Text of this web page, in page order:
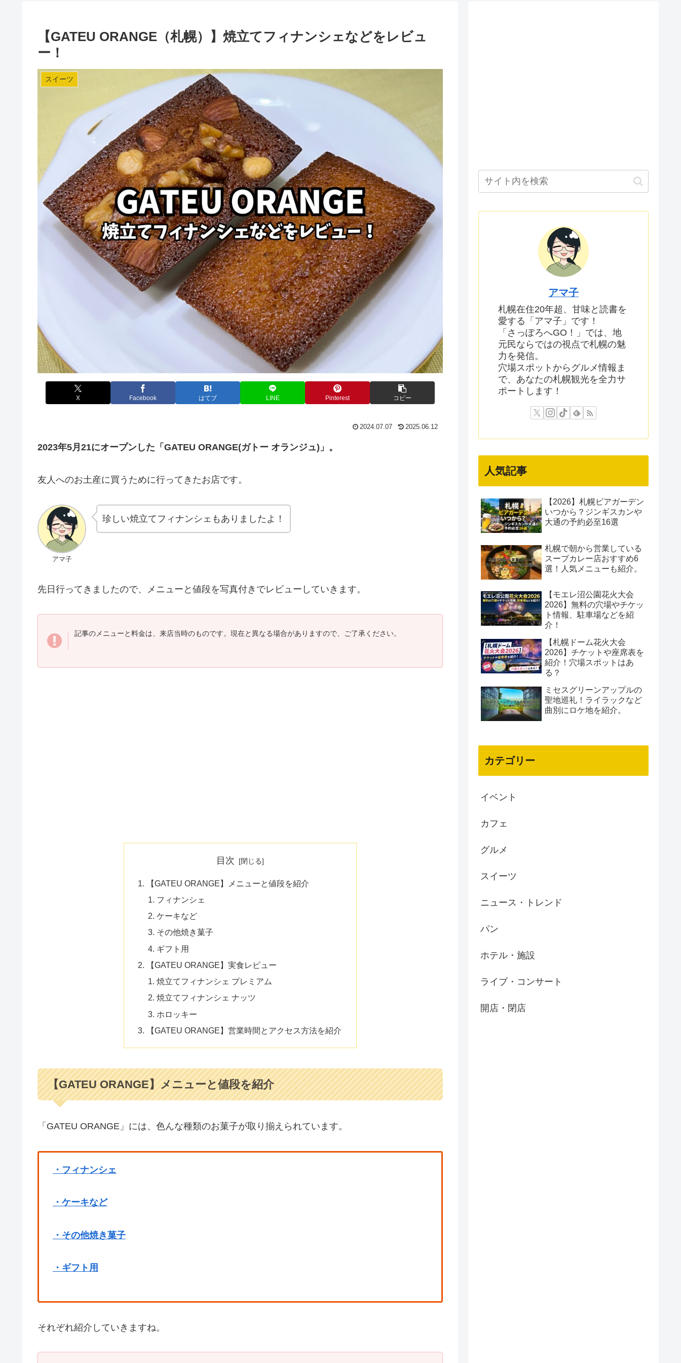
【GATEU ORANGE（札幌）】焼立てフィナンシェなどをレビュ
ー！
スイーツ
X Facebook はてブ LINE Pinterest コピー
2024.07.07 2025.06.12
2023年5月21にオープンした「GATEU ORANGE(ガトー オランジュ)」。
友人へのお土産に買うために行ってきたお店です。
アマ子
珍しい焼立てフィナンシェもありましたよ！
先日行ってきましたので、メニューと値段を写真付きでレビューしていきます。
記事のメニューと料金は、来店当時のものです。現在と異なる場合がありますので、ご了承ください。
目次
【GATEU ORANGE】メニューと値段を紹介
フィナンシェ
ケーキなど
その他焼き菓子
ギフト用
【GATEU ORANGE】実食レビュー
焼立てフィナンシェ プレミアム
焼立てフィナンシェ ナッツ
ホロッキー
【GATEU ORANGE】営業時間とアクセス方法を紹介
【GATEU ORANGE】メニューと値段を紹介
「GATEU ORANGE」には、色んな種類のお菓子が取り揃えられています。
・フィナンシェ
・ケーキなど
・その他焼き菓子
・ギフト用
それぞれ紹介していきますね。
アマ子
札幌在住20年超、甘味と読書を
愛する「アマ子」です！
「さっぽろへGO！」では、地
元民ならではの視点で札幌の魅
力を発信。
穴場スポットからグルメ情報ま
で、あなたの札幌観光を全力サ
ポートします！
人気記事
【2026】札幌ビアガーデン
いつから？ジンギスカンや
大通の予約必至16選
札幌で朝から営業している
スープカレー店おすすめ6
選！人気メニューも紹介。
【モエレ沼公園花火大会
2026】無料の穴場やチケッ
ト情報、駐車場などを紹
介！
【札幌ドーム花火大会
2026】チケットや座席表を
紹介！穴場スポットはあ
る？
ミセスグリーンアップルの
聖地巡礼！ライラックなど
曲別にロケ地を紹介。
カテゴリー
イベント
カフェ
グルメ
スイーツ
ニュース・トレンド
パン
ホテル・施設
ライブ・コンサート
開店・閉店